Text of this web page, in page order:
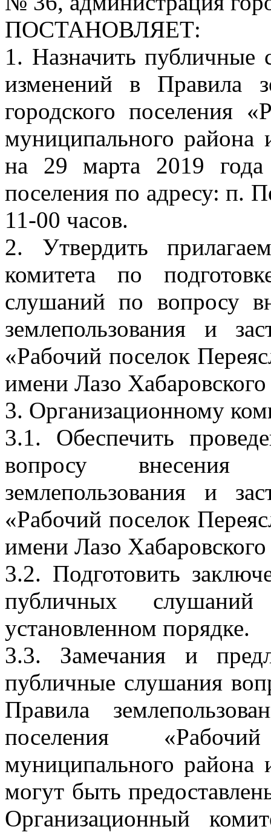
ПОСТАНОВЛЯЕТ:
1. Назначить публичные
изменений в Правила
городского поселения
муниципального района
на 29 марта 2019 года
поселения по адресу: п.
11-00 часов.
2. Утвердить
комитета по
слушаний по вопросу
землепользования и
«Рабочий поселок
имени Лазо Хабаровского
3. Организационному
3.1. Обеспечить
вопросу
землепользования и
«Рабочий поселок
имени Лазо Хабаровского
3.2. Подготовить
публичных
установленном порядке.
3.3. Замечания и
публичные слушания
Правила
поселения
муниципального района
могут быть
Организационный